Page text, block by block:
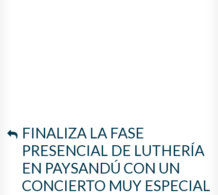
FINALIZA LA FASE
PRESENCIAL DE LUTHERÍA
EN PAYSANDÚ CON UN
CONCIERTO MUY ESPECIAL